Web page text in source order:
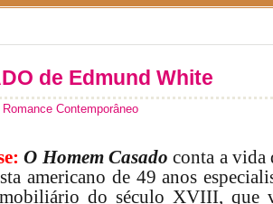
de Edmund White
Romance Contemporâneo
O Homem Casado conta a vida
americano de 49 anos
do século XVIII, que